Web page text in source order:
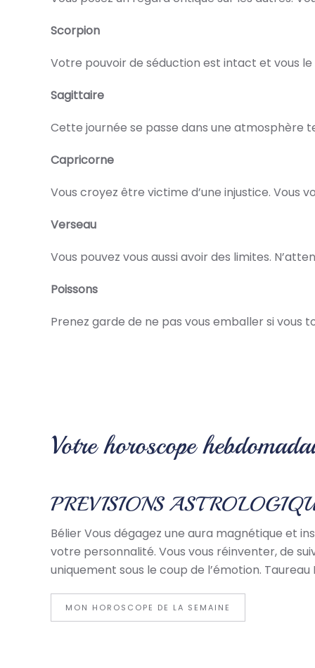
Scorpion
Votre pouvoir de séduction est intact et vous le
Sagittaire
Cette journée se passe dans une atmosphère
Capricorne
Vous croyez être victime d’une injustice. Vous
Verseau
Vous pouvez vous aussi avoir des limites.
Poissons
Prenez garde de ne pas vous emballer si vous
Votre horoscope
PREVISIONS
Bélier Vous dégagez une aura magnétique et
votre personnalité. Vous vous réinventer, de
uniquement sous le coup de l’émotion.
MON HOROSCOPE DE LA SEMAINE